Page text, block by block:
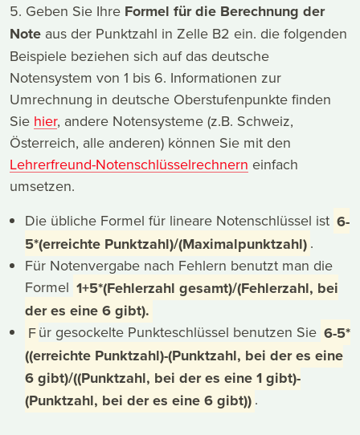
5. Geben Sie Ihre Formel für die Berechnung der
Note aus der Punktzahl in Zelle B2 ein. die folgenden
Beispiele beziehen sich auf das deutsche
Notensystem von 1 bis 6. Informationen zur
Umrechnung in deutsche Oberstufenpunkte finden
Sie hier, andere Notensysteme (z.B. Schweiz,
Österreich, alle anderen) können Sie mit den
Lehrerfreund-Notenschlüsselrechnern einfach
umsetzen.
Die übliche Formel für lineare Notenschlüssel ist 6-
5*(erreichte Punktzahl)/(Maximalpunktzahl) .
Für Notenvergabe nach Fehlern benutzt man die
Formel 1+5*(Fehlerzahl gesamt)/(Fehlerzahl, bei
der es eine 6 gibt).
Für gesockelte Punkteschlüssel benutzen Sie 6-5*
((erreichte Punktzahl)-(Punktzahl, bei der es eine
6 gibt)/((Punktzahl, bei der es eine 1 gibt)-
(Punktzahl, bei der es eine 6 gibt)) .